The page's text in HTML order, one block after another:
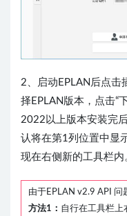
2、启动EPLAN后点击
择EPLAN版本，点击“
2022以上版本安装完
认将在第1列位置中显
现在右侧新的工具栏内
由于EPLAN v2.9 API
方法1： 自行在工具栏上